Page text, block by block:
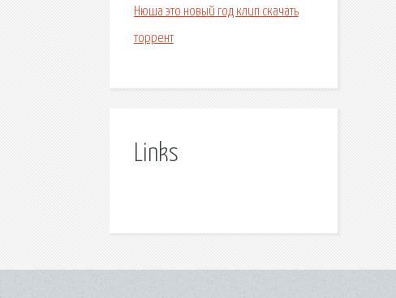
Нюша это новый год клип скачать
торрент
Links